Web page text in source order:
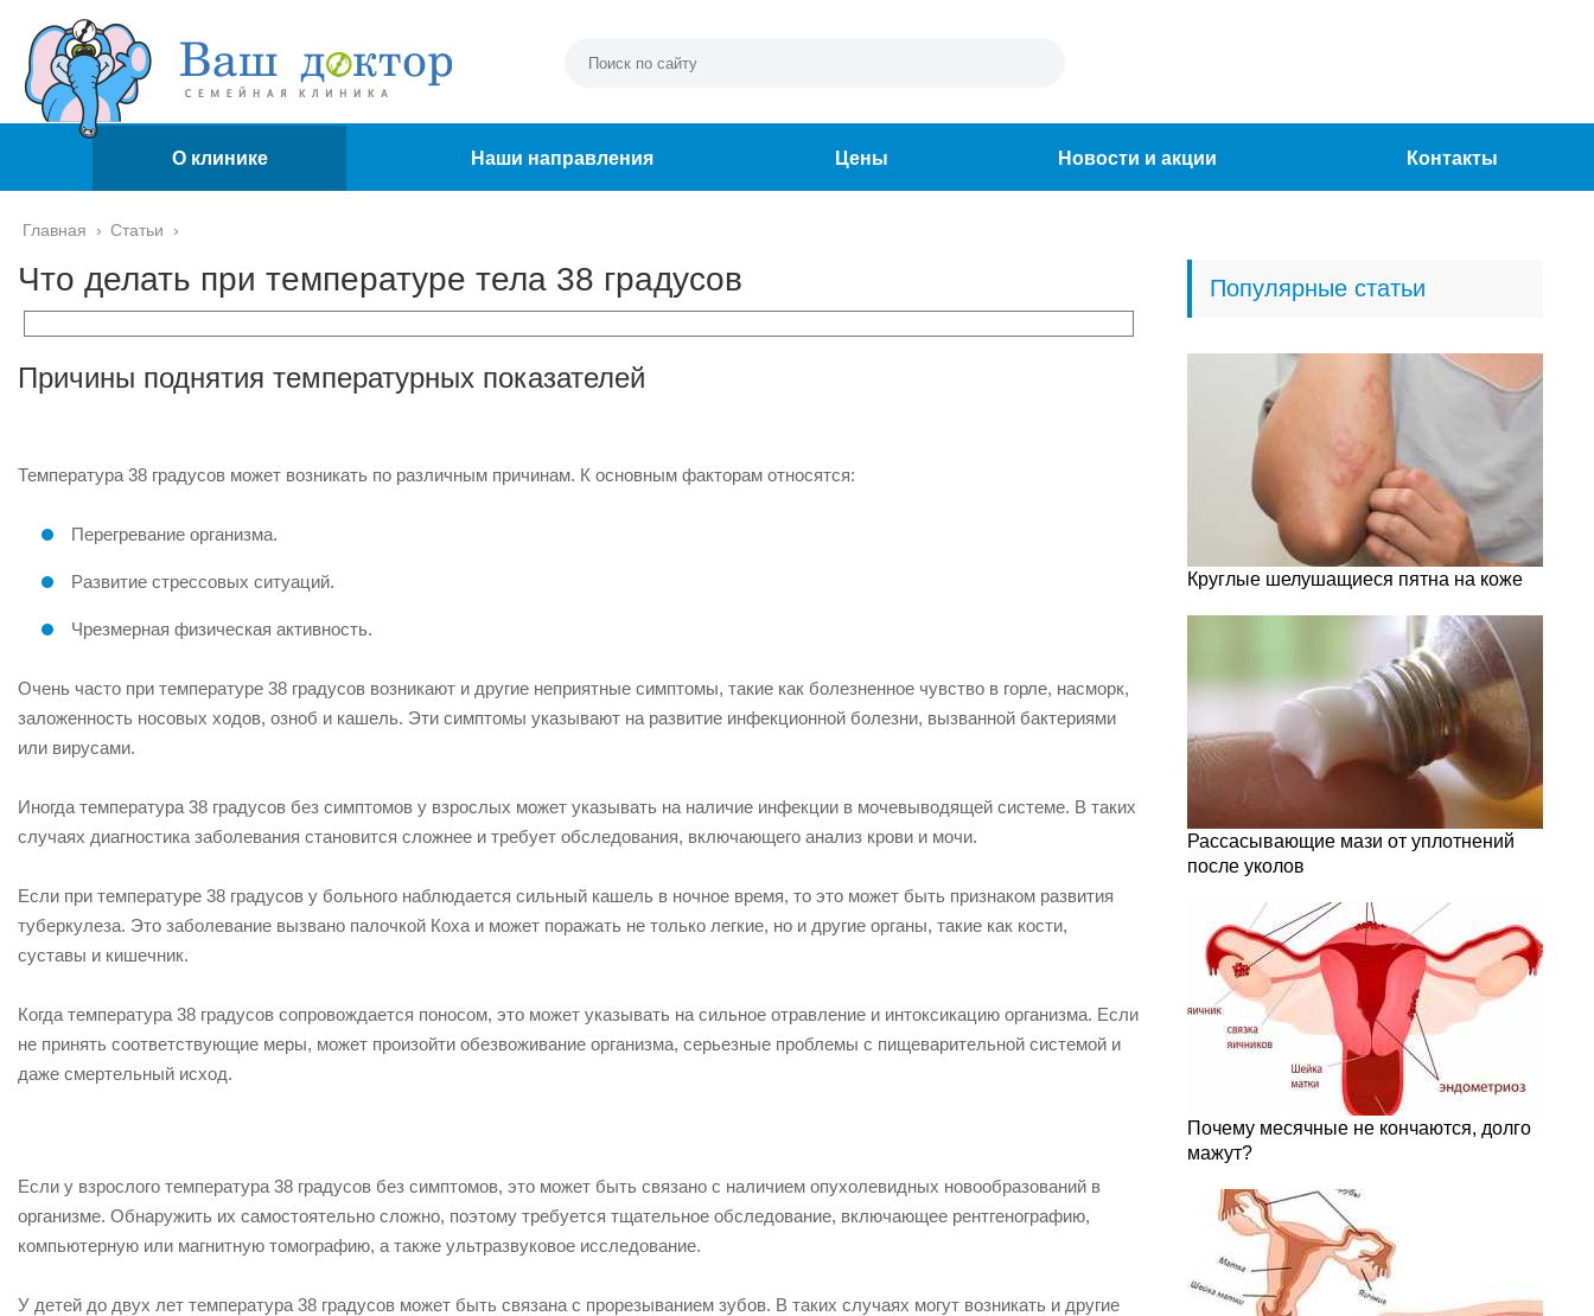
О клинике Наши направления Цены Новости и акции Контакты
Главная › Статьи ›
Что делать при температуре тела 38 градусов
Причины поднятия температурных показателей
Температура 38 градусов может возникать по различным причинам. К основным факторам относятся:
Перегревание организма.
Развитие стрессовых ситуаций.
Чрезмерная физическая активность.
Очень часто при температуре 38 градусов возникают и другие неприятные симптомы, такие как болезненное чувство в горле, насморк,
заложенность носовых ходов, озноб и кашель. Эти симптомы указывают на развитие инфекционной болезни, вызванной бактериями
или вирусами.
Иногда температура 38 градусов без симптомов у взрослых может указывать на наличие инфекции в мочевыводящей системе. В таких
случаях диагностика заболевания становится сложнее и требует обследования, включающего анализ крови и мочи.
Если при температуре 38 градусов у больного наблюдается сильный кашель в ночное время, то это может быть признаком развития
туберкулеза. Это заболевание вызвано палочкой Коха и может поражать не только легкие, но и другие органы, такие как кости,
суставы и кишечник.
Когда температура 38 градусов сопровождается поносом, это может указывать на сильное отравление и интоксикацию организма. Если
не принять соответствующие меры, может произойти обезвоживание организма, серьезные проблемы с пищеварительной системой и
даже смертельный исход.
Если у взрослого температура 38 градусов без симптомов, это может быть связано с наличием опухолевидных новообразований в
организме. Обнаружить их самостоятельно сложно, поэтому требуется тщательное обследование, включающее рентгенографию,
компьютерную или магнитную томографию, а также ультразвуковое исследование.
У детей до двух лет температура 38 градусов может быть связана с прорезыванием зубов. В таких случаях могут возникать и другие
Популярные статьи
Круглые шелушащиеся пятна на коже
Рассасывающие мази от уплотнений
после уколов
Почему месячные не кончаются, долго
мажут?